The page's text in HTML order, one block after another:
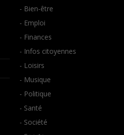
- Bien-être
- Emploi
- Finances
- Infos citoyennes
- Loisirs
- Musique
- Politique
- Santé
- Société